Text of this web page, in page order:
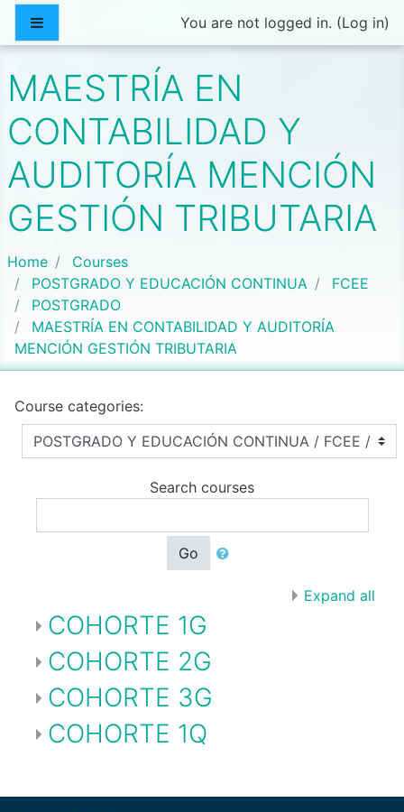
Skip to main content
You are not logged in. (Log in)
MAESTRÍA EN
CONTABILIDAD Y
AUDITORÍA MENCIÓN
GESTIÓN TRIBUTARIA
Home
Courses
POSTGRADO Y EDUCACIÓN CONTINUA
FCEE
POSTGRADO
MAESTRÍA EN CONTABILIDAD Y AUDITORÍA
MENCIÓN GESTIÓN TRIBUTARIA
Course categories:
Search courses
Go
Expand all
COHORTE 1G
COHORTE 2G
COHORTE 3G
COHORTE 1Q